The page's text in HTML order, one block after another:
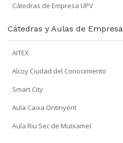
Cátedras de Empresa UPV
Cátedras y Aulas de Empresa
AITEX
Alcoy Ciudad del Conocimiento
Smart City
Aula Caixa Ontinyent
Aula Riu Sec de Mutxamel